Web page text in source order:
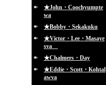
★John・Coochyumpte
wa
★Bobby・Sekakuku
★Victor・Lee・Masaye
sva
★Chalmers・Day
★Eddie・Scott・Kohtal
awva